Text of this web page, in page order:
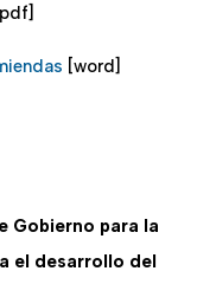
[word]
Gobierno para la
el desarrollo del